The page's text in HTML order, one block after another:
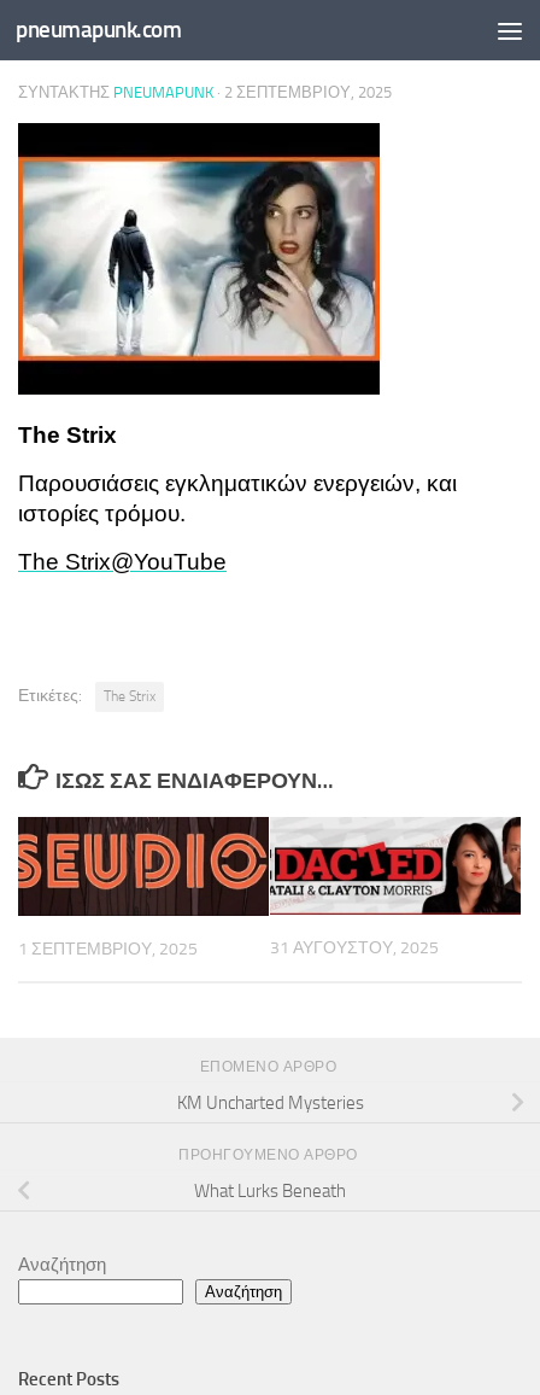
Skip to content
pneumapunk.com
ΣΥΝΤΆΚΤΗΣ PNEUMAPUNK · 2 ΣΕΠΤΕΜΒΡΊΟΥ, 2025
The Strix
Παρουσιάσεις εγκληματικών ενεργειών, και
ιστορίες τρόμου.
The Strix@YouTube
Ετικέτες: The Strix
ΊΣΩΣ ΣΑΣ ΕΝΔΙΑΦΈΡΟΥΝ…
1 ΣΕΠΤΕΜΒΡΊΟΥ, 2025 31 ΑΥΓΟΎΣΤΟΥ, 2025
ΕΠΌΜΕΝΟ ΆΡΘΡΟ
KM Uncharted Mysteries
ΠΡΟΗΓΟΎΜΕΝΟ ΆΡΘΡΟ
What Lurks Beneath
Αναζήτηση
Αναζήτηση
Recent Posts